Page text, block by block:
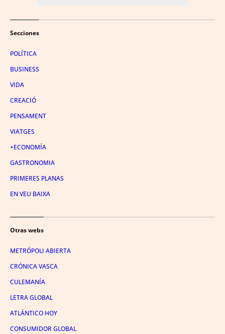
Secciones
POLÍTICA
BUSINESS
VIDA
CREACIÓ
PENSAMENT
VIATGES
+ECONOMÍA
GASTRONOMIA
PRIMERES PLANAS
EN VEU BAIXA
Otras webs
METRÓPOLI ABIERTA
CRÓNICA VASCA
CULEMANÍA
LETRA GLOBAL
ATLÁNTICO HOY
CONSUMIDOR GLOBAL